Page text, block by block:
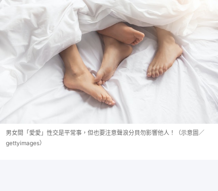
男女間「愛愛」性交是平常事，但也要注意聲浪分貝勿影響他人！（示意圖／
gettyimages）